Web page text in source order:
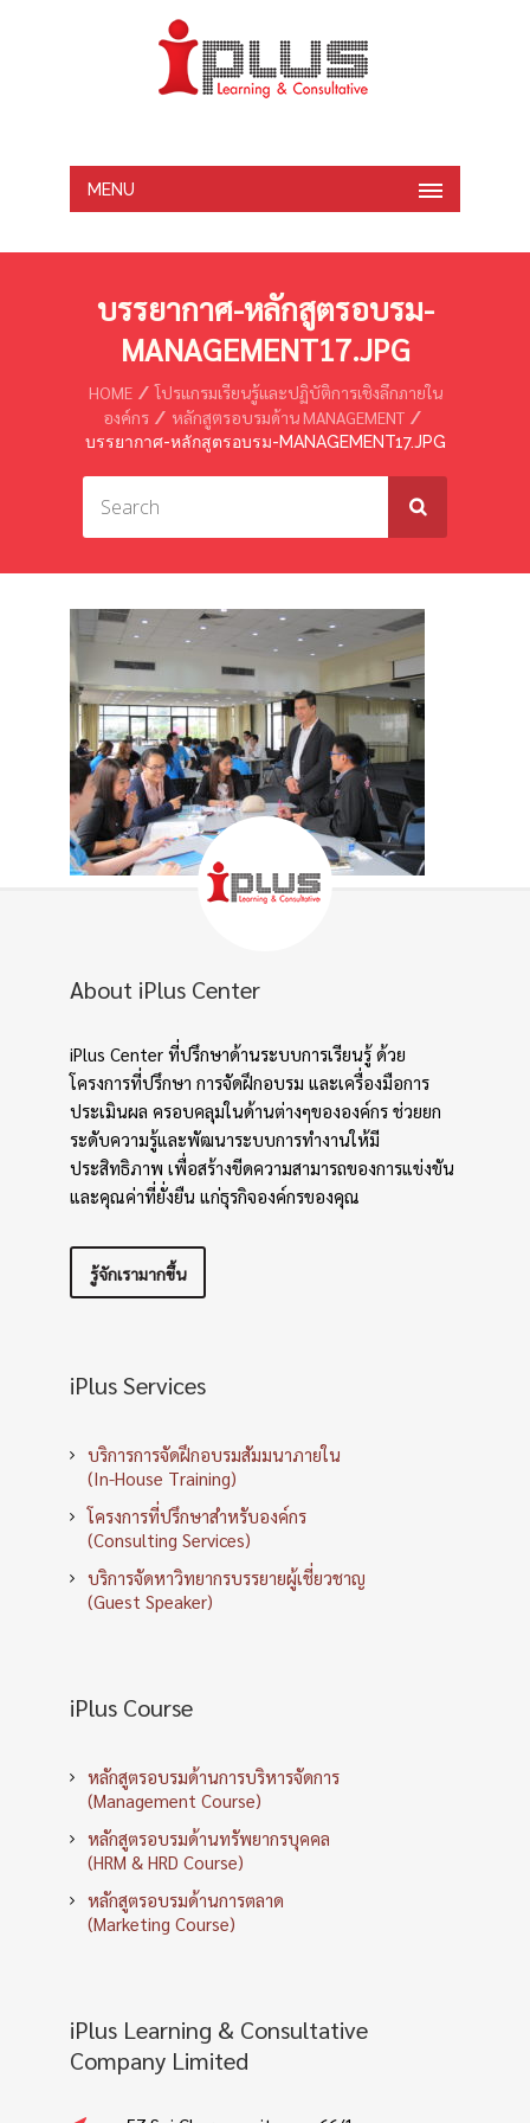
MENU
บรรยากาศ-หลักสูตรอบรม-
MANAGEMENT17.JPG
HOME
โปรแกรมเรียนรู้และปฏิบัติการเชิงลึกภายใน
องค์กร
หลักสูตรอบรมด้าน MANAGEMENT
บรรยากาศ-หลักสูตรอบรม-MANAGEMENT17.JPG
About iPlus Center
iPlus Center ที่ปรึกษาด้านระบบการเรียนรู้ ด้วย
โครงการที่ปรึกษา การจัดฝึกอบรม และเครื่องมือการ
ประเมินผล ครอบคลุมในด้านต่างๆขององค์กร ช่วยยก
ระดับความรู้และพัฒนาระบบการทำงานให้มี
ประสิทธิภาพ เพื่อสร้างขีดความสามารถของการแข่งขัน
และคุณค่าที่ยั่งยืน แก่ธุรกิจองค์กรของคุณ
รู้จักเรามากขึ้น
iPlus Services
บริการการจัดฝึกอบรมสัมมนาภายใน
(In-House Training)
โครงการที่ปรึกษาสำหรับองค์กร
(Consulting Services)
บริการจัดหาวิทยากรบรรยายผู้เชี่ยวชาญ
(Guest Speaker)
iPlus Course
หลักสูตรอบรมด้านการบริหารจัดการ
(Management Course)
หลักสูตรอบรมด้านทรัพยากรบุคคล
(HRM & HRD Course)
หลักสูตรอบรมด้านการตลาด
(Marketing Course)
iPlus Learning & Consultative
Company Limited